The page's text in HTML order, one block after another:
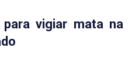
vigiar mata na